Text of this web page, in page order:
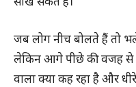
जब लोग नीच बोलते हैं तो
लेकिन आगे पीछे की वजह से
वाला क्या कह रहा है और